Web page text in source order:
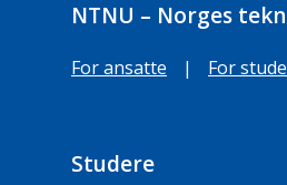
NTNU – Norges
For ansatte | For
Studere